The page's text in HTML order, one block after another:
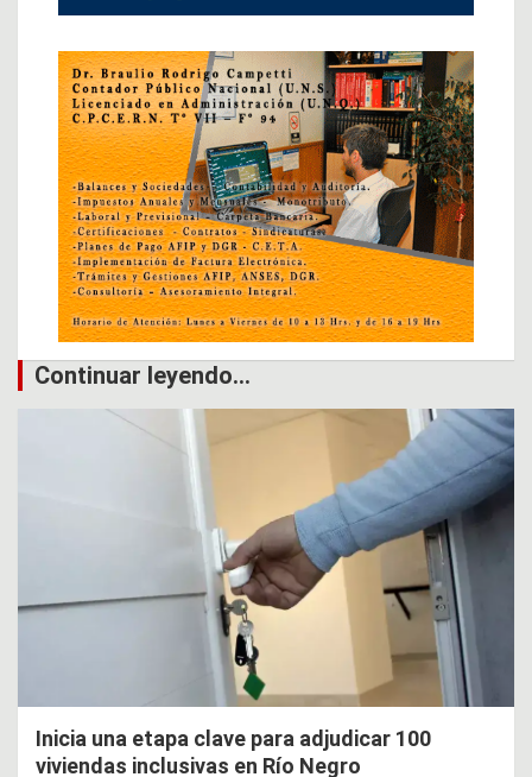
Continuar leyendo...
Inicia una etapa clave para adjudicar 100
viviendas inclusivas en Río Negro